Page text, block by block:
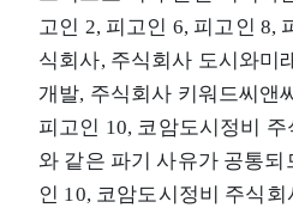
고인 2, 피고인 6, 피고인 8,
식회사, 주식회사 도시와미
개발, 주식회사 키워드씨앤
피고인 10, 코암도시정비
와 같은 파기 사유가 공통되
인 10, 코암도시정비 주식